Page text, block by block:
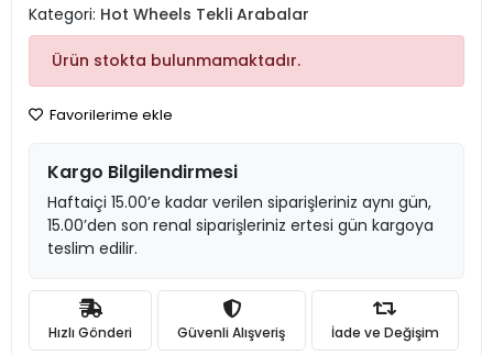
Kategori: Hot Wheels Tekli Arabalar
Ürün stokta bulunmamaktadır.
Favorilerime ekle
Kargo Bilgilendirmesi
Haftaiçi 15.00’e kadar verilen siparişleriniz aynı gün,
15.00’den son renal siparişleriniz ertesi gün kargoya
teslim edilir.
Hızlı Gönderi Güvenli Alışveriş İade ve Değişim